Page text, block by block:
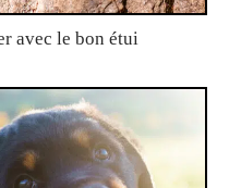
avec le bon étui